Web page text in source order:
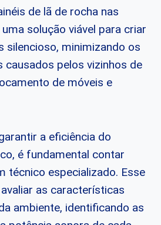
de lã de rocha nas
solução viável para criar
silencioso, minimizando os
pelos vizinhos de
de móveis e
a eficiência do
é fundamental contar
técnico especializado. Esse
as características
ambiente, identificando as